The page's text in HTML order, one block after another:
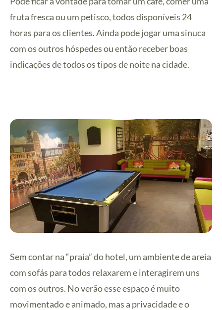
fruta fresca ou um petisco, todos disponíveis 24
horas para os clientes. Ainda pode jogar uma sinuca
com os outros hóspedes ou então receber boas
indicações de todos os tipos de noite na cidade.
Sem contar na “praia” do hotel, um ambiente de areia
com sofás para todos relaxarem e interagirem uns
com os outros. No verão esse espaço é muito
movimentado e animado, mas a privacidade e o